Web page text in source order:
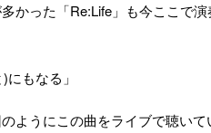
かった「Re:Life」も今ここで
もなる」
ようにこの曲をライブで聴い